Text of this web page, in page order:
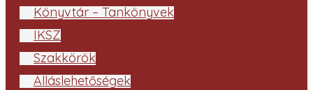
Könyvtár – Tankönyvek
IKSZ
Szakkörök
Álláslehetőségek